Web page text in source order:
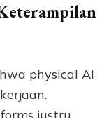
physical AI